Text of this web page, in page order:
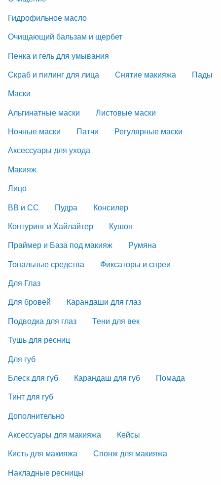
Гидрофильное масло
Очищающий бальзам и щербет
Пенка и гель для умывания
Скраб и пилинг для лица
Снятие макияжа
Пады
Маски
Альгинатные маски
Листовые маски
Ночные маски
Патчи
Регулярные маски
Аксессуары для ухода
Макияж
Лицо
ВВ и СС
Пудра
Консилер
Контуринг и Хайлайтер
Кушон
Праймер и База под макияж
Румяна
Тональные средства
Фиксаторы и спреи
Для Глаз
Для бровей
Карандаши для глаз
Подводка для глаз
Тени для век
Тушь для ресниц
Для губ
Блеск для губ
Карандаш для губ
Помада
Тинт для губ
Дополнительно
Аксессуары для макияжа
Кейсы
Кисть для макияжа
Спонж для макияжа
Накладные ресницы